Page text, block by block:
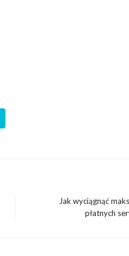
Jak wyciągnąć
płatnych